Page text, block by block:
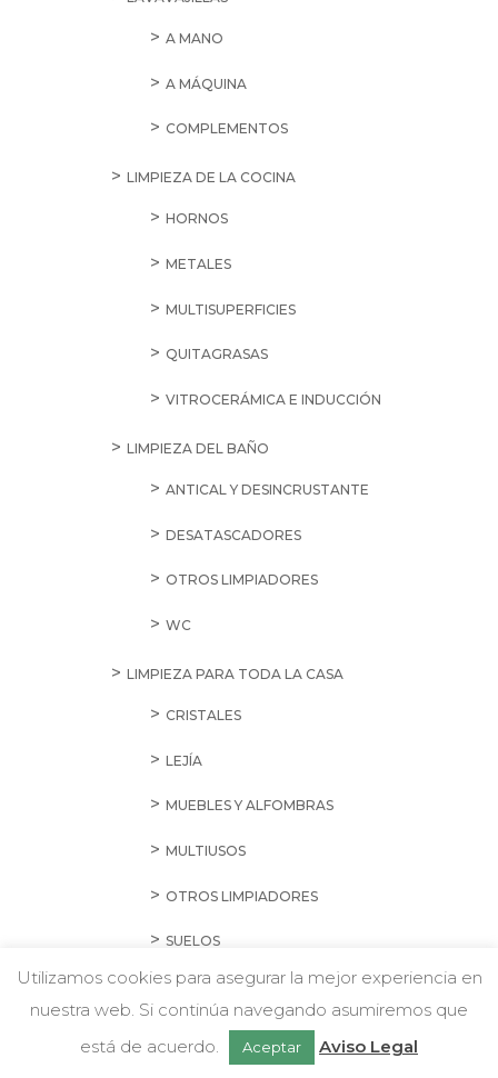
A MANO
A MÁQUINA
COMPLEMENTOS
LIMPIEZA DE LA COCINA
HORNOS
METALES
MULTISUPERFICIES
QUITAGRASAS
VITROCERÁMICA E INDUCCIÓN
LIMPIEZA DEL BAÑO
ANTICAL Y DESINCRUSTANTE
DESATASCADORES
OTROS LIMPIADORES
WC
LIMPIEZA PARA TODA LA CASA
CRISTALES
LEJÍA
MUEBLES Y ALFOMBRAS
MULTIUSOS
OTROS LIMPIADORES
SUELOS
MENAJE Y DROGUERÍA
BOLSAS DE BASURA
w Chatea con nosotros
Utilizamos cookies para asegurar la mejor experiencia en
nuestra web. Si continúa navegando asumiremos que
está de acuerdo.
Aceptar Aviso Legal